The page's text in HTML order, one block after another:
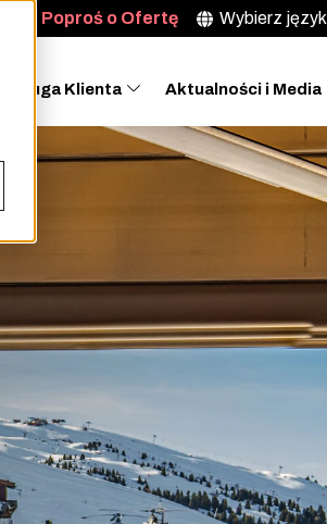
Poproś o Ofertę Wybierz język
Obsługa Klienta Aktualności i Media